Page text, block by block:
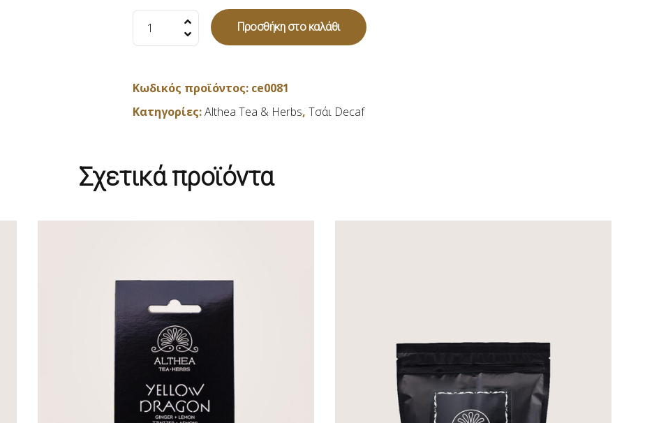
rooibos
βανίλια
ποσότητα
Προσθήκη στο καλάθι
Κωδικός προϊόντος: ce0081
Κατηγορίες:Althea Tea & Herbs, Τσάι Decaf
Σχετικά προϊόντα